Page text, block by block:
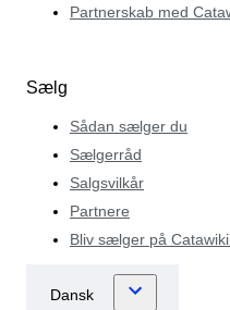
Partnerskab med
Sælg
Sådan sælger du
Sælgerråd
Salgsvilkår
Partnere
Bliv sælger på